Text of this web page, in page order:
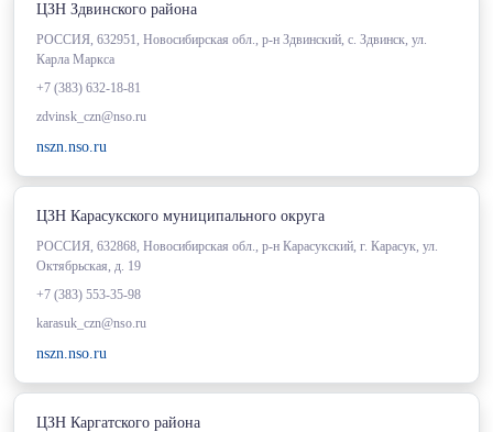
ЦЗН Здвинского района
РОССИЯ, 632951, Новосибирская обл., р-н Здвинский, с. Здвинск, ул.
Карла Маркса
+7 (383) 632-18-81
zdvinsk_czn@nso.ru
nszn.nso.ru
ЦЗН Карасукского муниципального округа
РОССИЯ, 632868, Новосибирская обл., р-н Карасукский, г. Карасук, ул.
Октябрьская, д. 19
+7 (383) 553-35-98
karasuk_czn@nso.ru
nszn.nso.ru
ЦЗН Каргатского района